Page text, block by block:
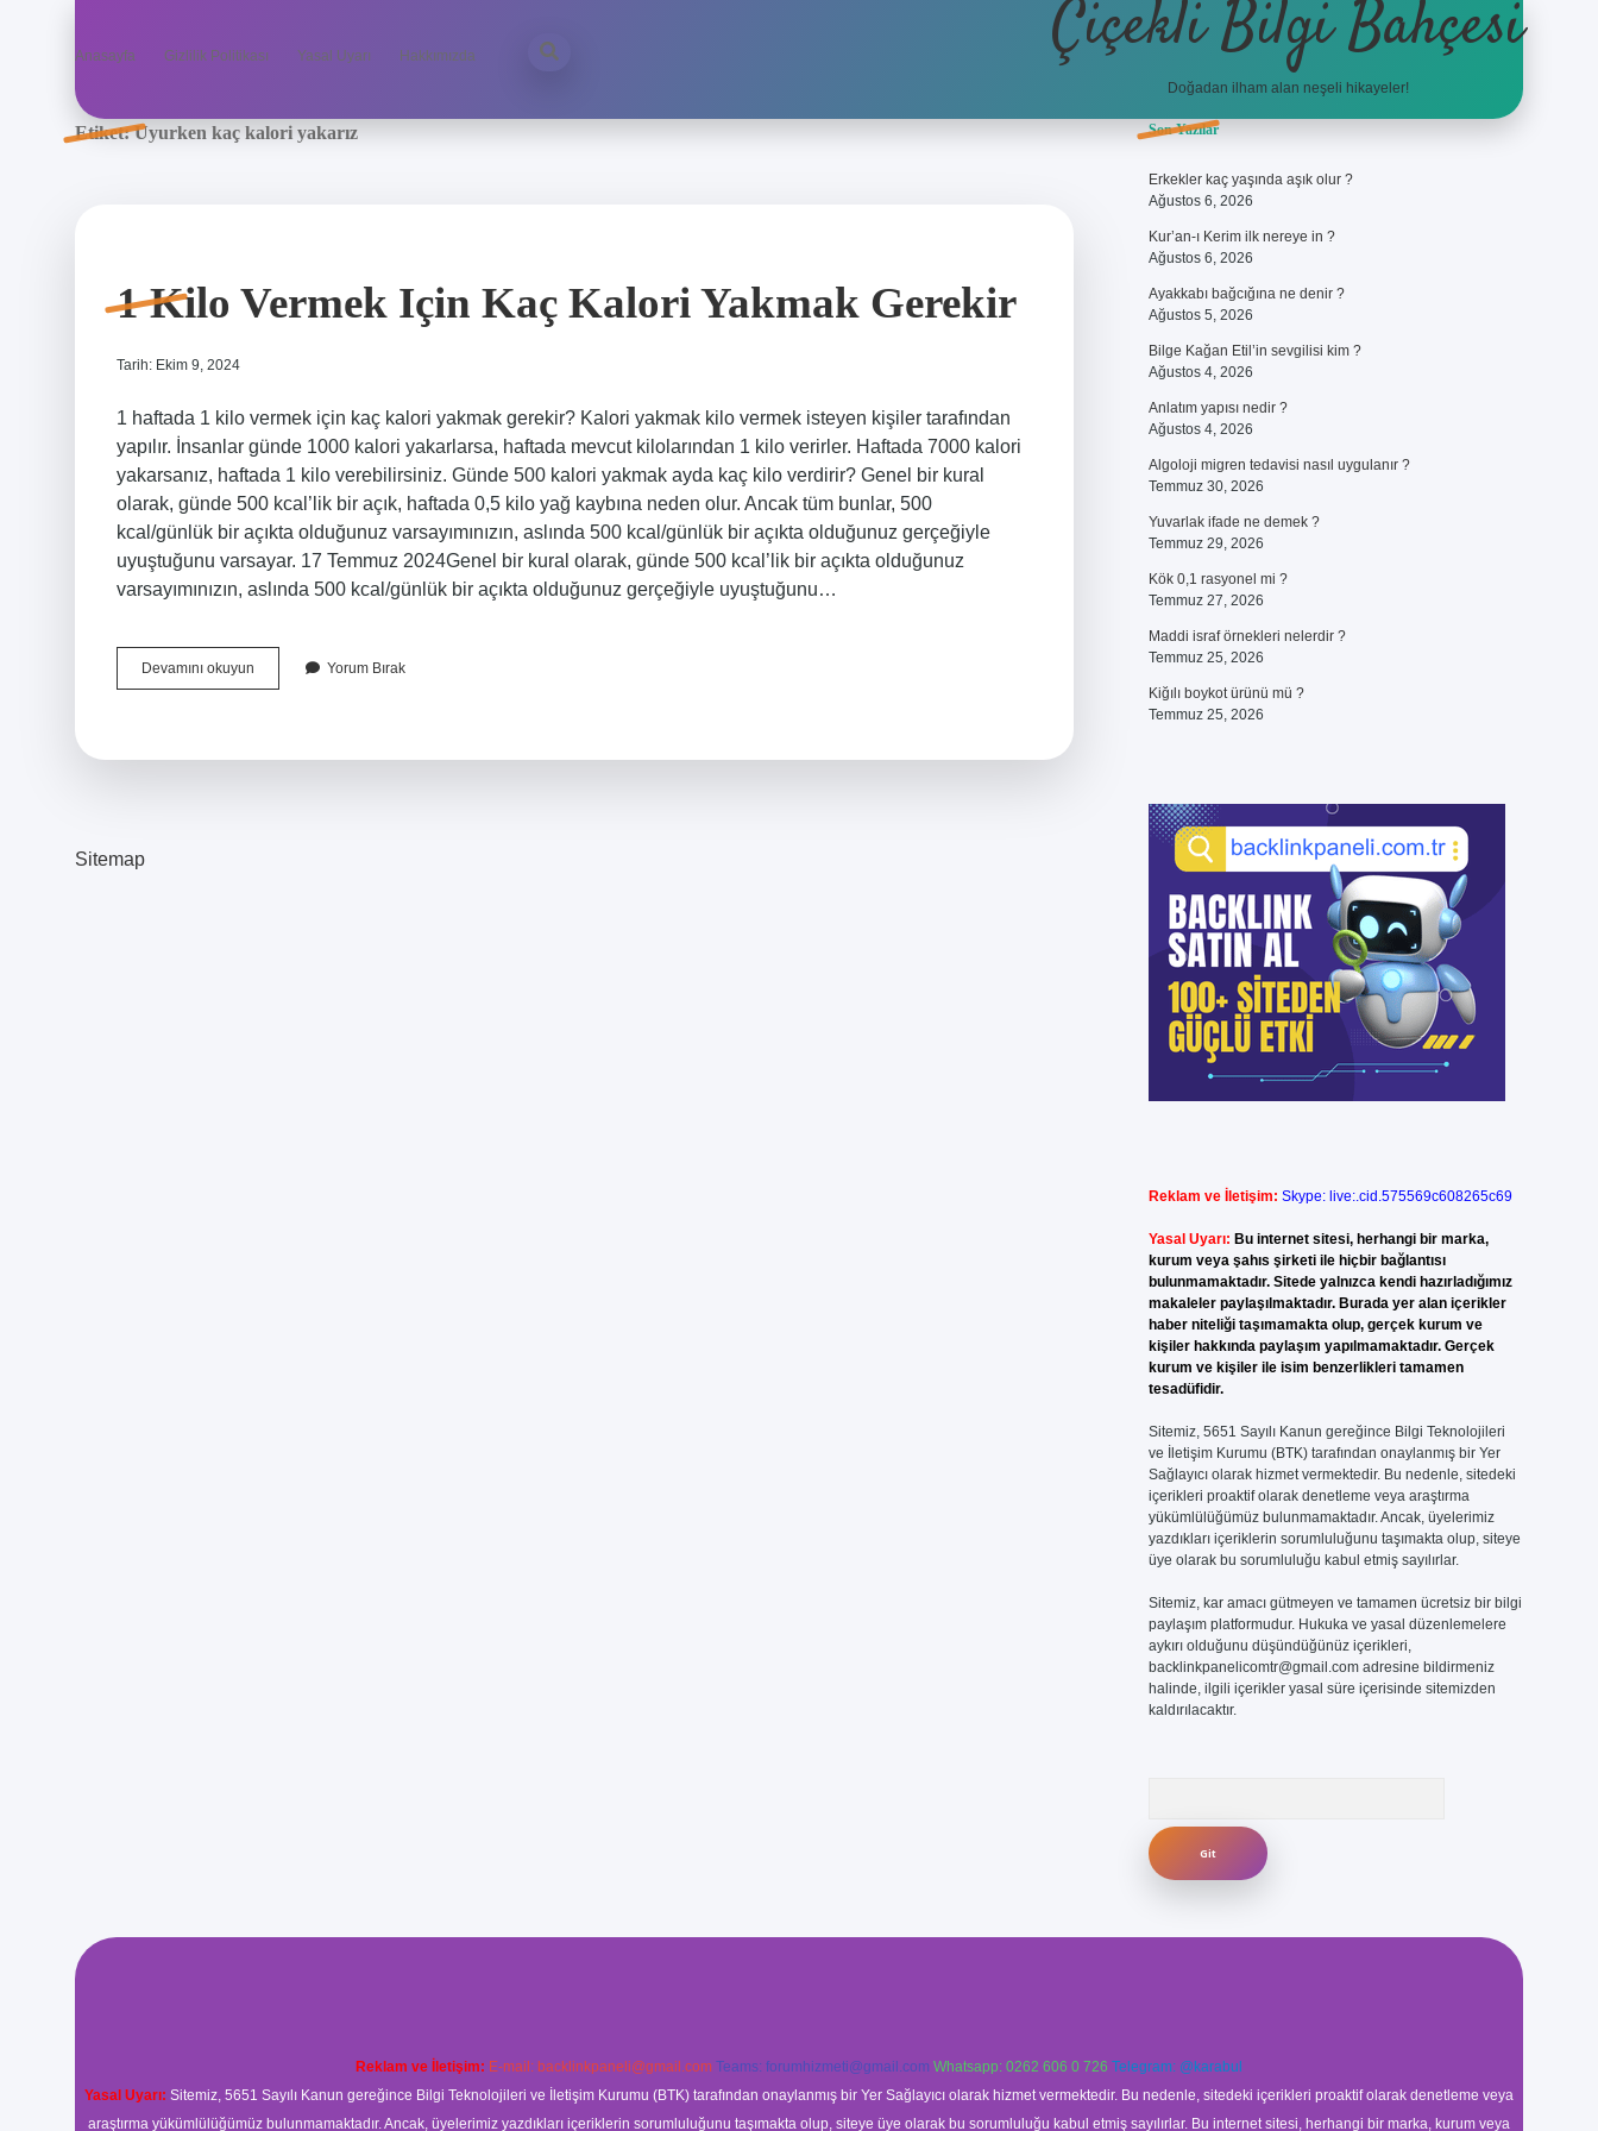
Anasayfa Gizlilik Politikası Yasal Uyarı Hakkımızda Çiçekli Bilgi Bahçesi
Doğadan ilham alan neşeli hikayeler!
Etiket:Uyurken kaç kalori yakarız
1 Kilo Vermek Için Kaç Kalori Yakmak Gerekir
Tarih: Ekim 9, 2024
1 haftada 1 kilo vermek için kaç kalori yakmak gerekir? Kalori yakmak kilo vermek isteyen kişiler tarafından
yapılır. İnsanlar günde 1000 kalori yakarlarsa, haftada mevcut kilolarından 1 kilo verirler. Haftada 7000 kalori
yakarsanız, haftada 1 kilo verebilirsiniz. Günde 500 kalori yakmak ayda kaç kilo verdirir? Genel bir kural
olarak, günde 500 kcal’lik bir açık, haftada 0,5 kilo yağ kaybına neden olur. Ancak tüm bunlar, 500
kcal/günlük bir açıkta olduğunuz varsayımınızın, aslında 500 kcal/günlük bir açıkta olduğunuz gerçeğiyle
uyuştuğunu varsayar. 17 Temmuz 2024Genel bir kural olarak, günde 500 kcal’lik bir açıkta olduğunuz
varsayımınızın, aslında 500 kcal/günlük bir açıkta olduğunuz gerçeğiyle uyuştuğunu…
Devamını okuyun
Kilo
Yorum Bırak
Sitemap
Sidebar
Son Yazılar
Erkekler kaç yaşında aşık olur ?
Ağustos 6, 2026
Kur’an-ı Kerim ilk nereye in ?
Ağustos 6, 2026
Ayakkabı bağcığına ne denir ?
Ağustos 5, 2026
Bilge Kağan Etil’in sevgilisi kim ?
Ağustos 4, 2026
Anlatım yapısı nedir ?
Ağustos 4, 2026
Algoloji migren tedavisi nasıl uygulanır ?
Temmuz 30, 2026
Yuvarlak ifade ne demek ?
Temmuz 29, 2026
Kök 0,1 rasyonel mi ?
Temmuz 27, 2026
Maddi israf örnekleri nelerdir ?
Temmuz 25, 2026
Kiğılı boykot ürünü mü ?
Temmuz 25, 2026
Reklam ve İletişim: Skype: live:.cid.575569c608265c69
Yasal Uyarı: Bu internet sitesi, herhangi bir marka,
kurum veya şahıs şirketi ile hiçbir bağlantısı
bulunmamaktadır. Sitede yalnızca kendi hazırladığımız
makaleler paylaşılmaktadır. Burada yer alan içerikler
haber niteliği taşımamakta olup, gerçek kurum ve
kişiler hakkında paylaşım yapılmamaktadır. Gerçek
kurum ve kişiler ile isim benzerlikleri tamamen
tesadüfidir.
Sitemiz, 5651 Sayılı Kanun gereğince Bilgi Teknolojileri
ve İletişim Kurumu (BTK) tarafından onaylanmış bir Yer
Sağlayıcı olarak hizmet vermektedir. Bu nedenle, sitedeki
içerikleri proaktif olarak denetleme veya araştırma
yükümlülüğümüz bulunmamaktadır. Ancak, üyelerimiz
yazdıkları içeriklerin sorumluluğunu taşımakta olup, siteye
üye olarak bu sorumluluğu kabul etmiş sayılırlar.
Sitemiz, kar amacı gütmeyen ve tamamen ücretsiz bir bilgi
paylaşım platformudur. Hukuka ve yasal düzenlemelere
aykırı olduğunu düşündüğünüz içerikleri,
backlinkpanelicomtr@gmail.comadresine bildirmeniz
halinde, ilgili içerikler yasal süre içerisinde sitemizden
kaldırılacaktır.
Reklam ve İletişim: E-mail: backlinkpaneli@gmail.com Teams: forumhizmeti@gmail.com Whatsapp: 0262 606 0 726 Telegram: @karabul
Yasal Uyarı: Sitemiz, 5651 Sayılı Kanun gereğince Bilgi Teknolojileri ve İletişim Kurumu (BTK) tarafından onaylanmış bir Yer Sağlayıcı olarak hizmet vermektedir. Bu nedenle, sitedeki içerikleri proaktif olarak denetleme veya
araştırma yükümlülüğümüz bulunmamaktadır. Ancak, üyelerimiz yazdıkları içeriklerin sorumluluğunu taşımakta olup, siteye üye olarak bu sorumluluğu kabul etmiş sayılırlar. Bu internet sitesi, herhangi bir marka, kurum veya